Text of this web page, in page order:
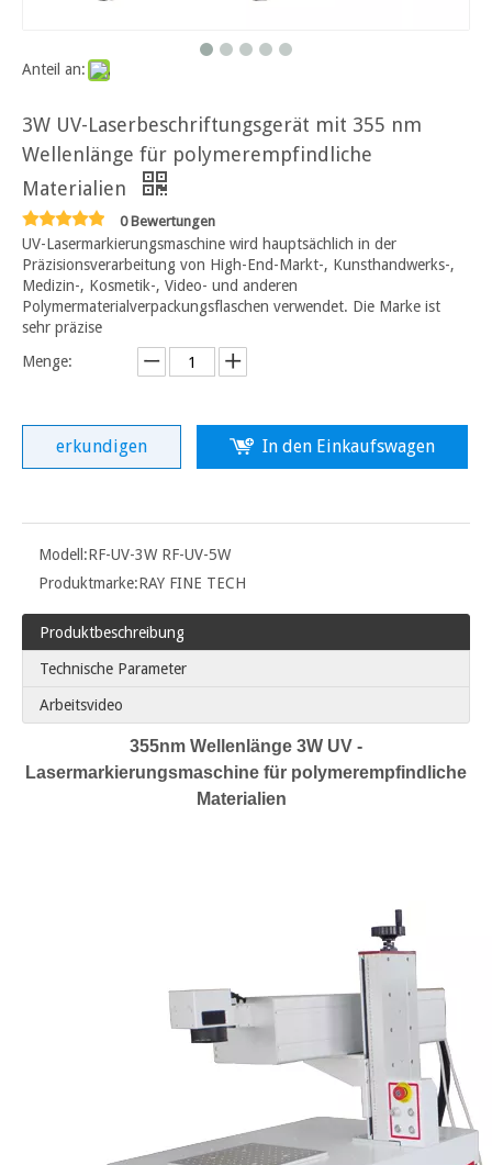
Anteil an:
3W UV-Laserbeschriftungsgerät mit 355 nm
Wellenlänge für polymerempfindliche
Materialien
0 Bewertungen
UV-Lasermarkierungsmaschine wird hauptsächlich in der
Präzisionsverarbeitung von High-End-Markt-, Kunsthandwerks-,
Medizin-, Kosmetik-, Video- und anderen
Polymermaterialverpackungsflaschen verwendet. Die Marke ist
sehr präzise
Menge:
erkundigen In den Einkaufswagen
Modell:RF-UV-3W RF-UV-5W
Produktmarke:RAY FINE TECH
Produktbeschreibung
Technische Parameter
Arbeitsvideo
355nm Wellenlänge 3W UV -
Lasermarkierungsmaschine für polymerempfindliche
Materialien